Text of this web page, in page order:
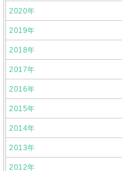
2020年
2019年
2018年
2017年
2016年
2015年
2014年
2013年
2012年